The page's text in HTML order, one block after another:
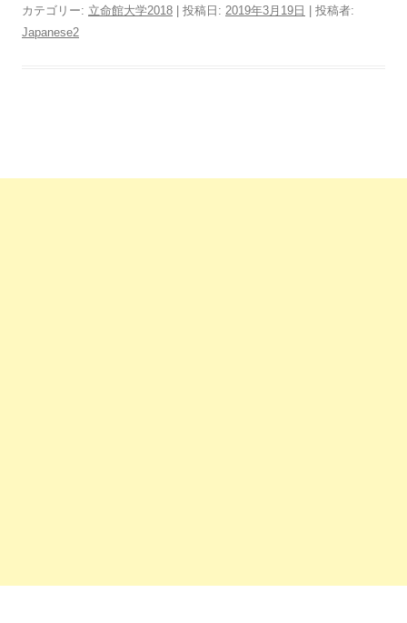
カテゴリー: 立命館大学2018 | 投稿日: 2019年3月19日
投稿者:
Japanese2